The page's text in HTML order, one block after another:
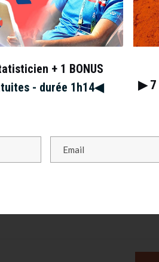
+ 1 BONUS
- durée 1h14◀︎
▶︎ 7